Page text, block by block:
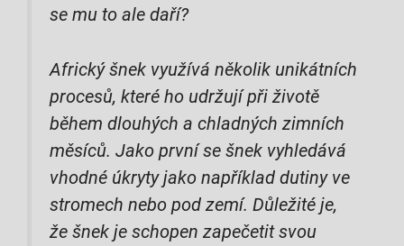
se mu to ale daří?
Africký šnek využívá několik unikátních
procesů, které ho udržují při životě
během dlouhých a chladných zimních
měsíců. Jako první se šnek vyhledává
vhodné úkryty jako například dutiny ve
stromech nebo pod zemí. Důležité je,
že šnek je schopen zapečetit svou